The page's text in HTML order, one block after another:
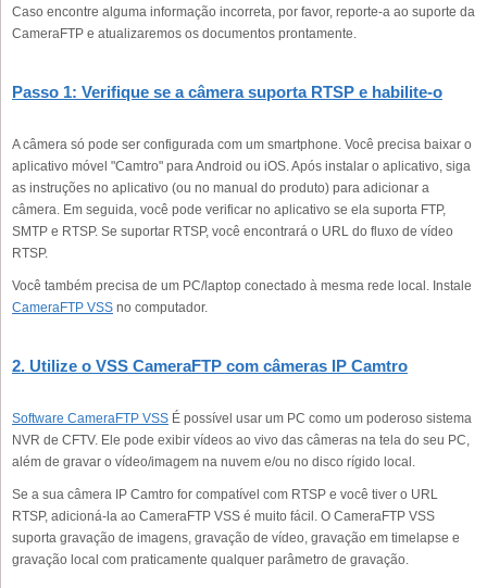
Caso encontre alguma informação incorreta, por favor, reporte-a ao suporte da
CameraFTP e atualizaremos os documentos prontamente.
Passo 1: Verifique se a câmera suporta RTSP e habilite-o
A câmera só pode ser configurada com um smartphone. Você precisa baixar o
aplicativo móvel "Camtro" para Android ou iOS. Após instalar o aplicativo, siga
as instruções no aplicativo (ou no manual do produto) para adicionar a
câmera. Em seguida, você pode verificar no aplicativo se ela suporta FTP,
SMTP e RTSP. Se suportar RTSP, você encontrará o URL do fluxo de vídeo
RTSP.
Você também precisa de um PC/laptop conectado à mesma rede local. Instale
CameraFTP VSS no computador.
2. Utilize o VSS CameraFTP com câmeras IP Camtro
Software CameraFTP VSS É possível usar um PC como um poderoso sistema
NVR de CFTV. Ele pode exibir vídeos ao vivo das câmeras na tela do seu PC,
além de gravar o vídeo/imagem na nuvem e/ou no disco rígido local.
Se a sua câmera IP Camtro for compatível com RTSP e você tiver o URL
RTSP, adicioná-la ao CameraFTP VSS é muito fácil. O CameraFTP VSS
suporta gravação de imagens, gravação de vídeo, gravação em timelapse e
gravação local com praticamente qualquer parâmetro de gravação.